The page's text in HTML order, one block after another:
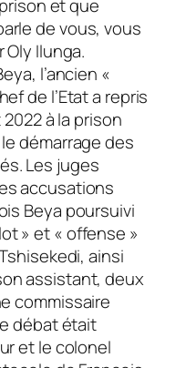
et que
de vous, vous
Ilunga.
l’ancien «
de l’Etat a repris
à la prison
démarrage des
Les juges
accusations
Beya poursuivi
» et « offense »
ainsi
assistant, deux
commissaire
débat était
et le colonel